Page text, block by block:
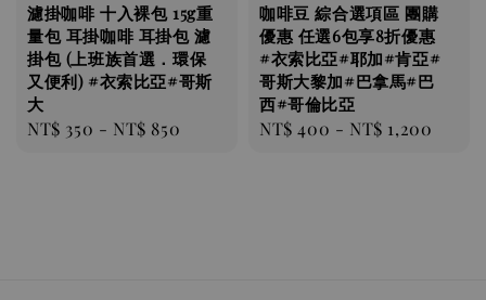
濾掛咖啡 十入裸包 15g重
量包 耳掛咖啡 耳掛包 濾
掛包 (上班族首選．環保
又便利) #衣索比亞#哥斯
大
Regular
NT$ 350 - NT$ 850
咖啡豆 綜合選項區 團購
優惠 任選6包享8折優惠
#衣索比亞#耶加#肯亞#
哥斯大黎加#巴拿馬#巴
西#哥倫比亞
Regular
NT$ 400 - NT$ 1,200